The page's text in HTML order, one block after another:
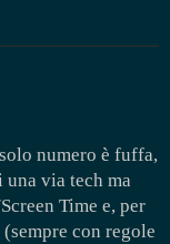
numero è fuffa,
una via tech ma
Time e, per
con regole